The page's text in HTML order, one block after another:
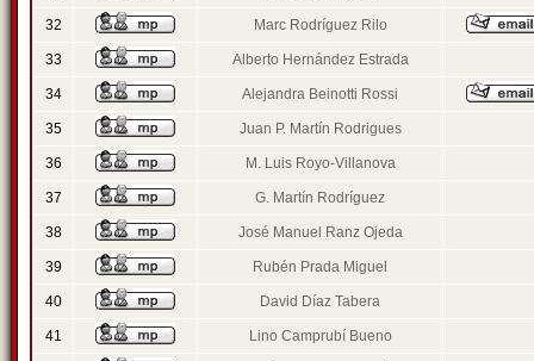
32 Marc Rodríguez Rilo
33 Alberto Hernández Estrada
34 Alejandra Beinotti Rossi
35 Juan P. Martín Rodrigues
36 M. Luis Royo-Villanova
37 G. Martín Rodríguez
38 José Manuel Ranz Ojeda
39 Rubén Prada Miguel
40 David Díaz Tabera
41 Lino Camprubí Bueno